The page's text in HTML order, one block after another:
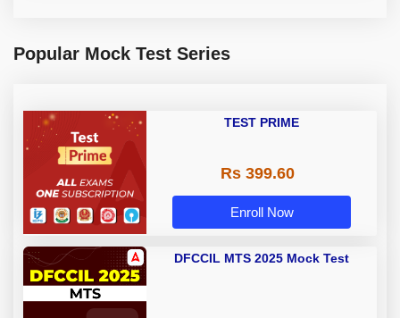
Popular Mock Test Series
TEST PRIME
Rs 399.60
Enroll Now
DFCCIL MTS 2025 Mock Test